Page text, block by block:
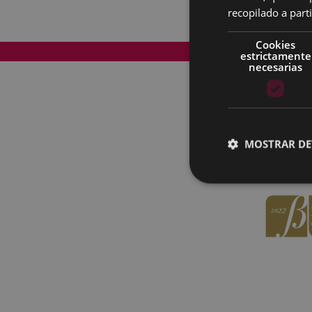
Mapa del Sitio
recopilado a
Cookies
estrictamente
necesarias
MOSTRAR